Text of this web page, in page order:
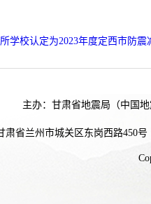
学校认定为2023年度定西市防
主办：甘肃省地震局（中国
肃省兰州市城关区东岗西路450号